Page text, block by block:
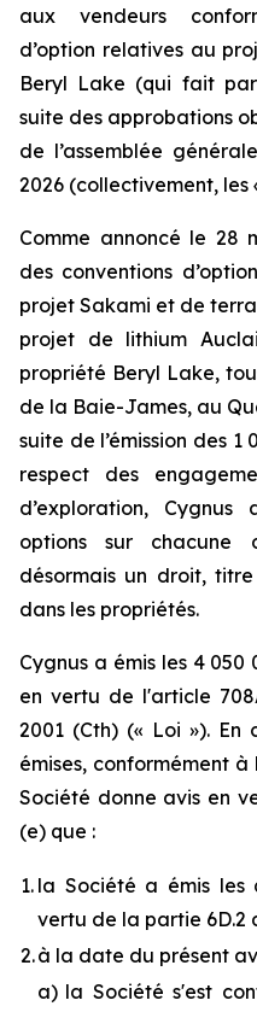
aux vendeurs
d’option relatives au
Beryl Lake (qui fait
suite des approbations
de l’assemblée
2026 (collectivement, les
Comme annoncé le 28
des conventions
projet Sakami et de
projet de lithium
propriété Beryl Lake,
de la Baie-James, au
suite de l’émission des
respect des
d’exploration,
options sur chacune
désormais un droit,
dans les propriétés.
Cygnus a émis les 4
en vertu de l'article
2001 (Cth) (« Loi »). En
émises, conformément
Société donne avis en
(e) que :
1. la Société a émis les
vertu de la partie 6D.2
2.à la date du présent
a) la Société s'est